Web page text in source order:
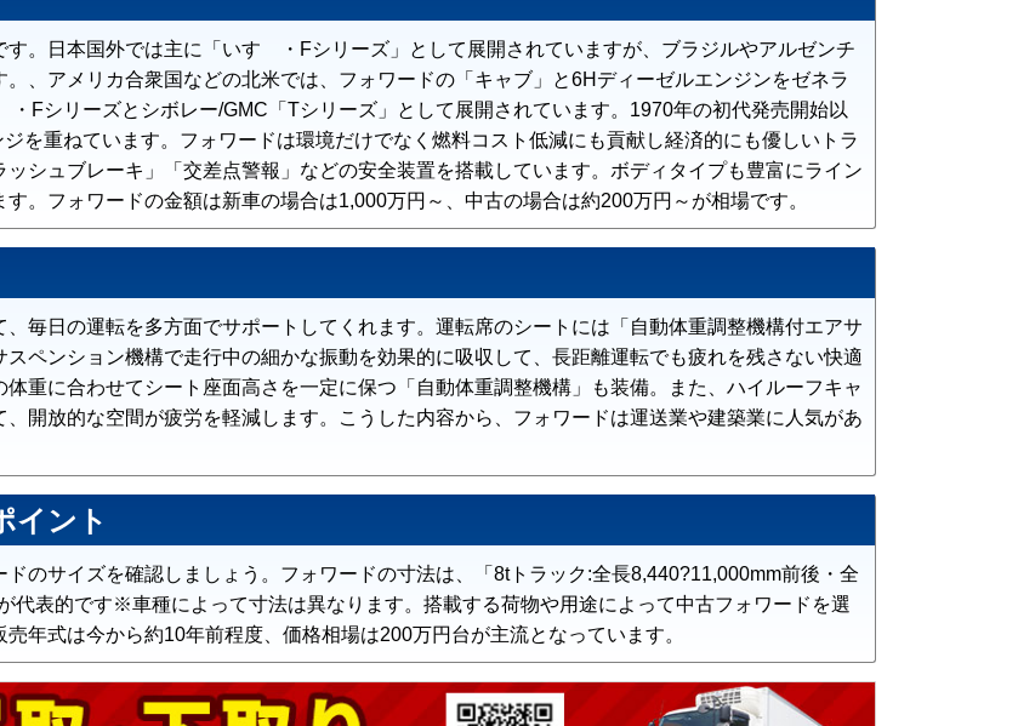
。日本国外では主に「いすゞ・Fシリーズ」として展開されていますが、ブラジルやアルゼンチ
、アメリカ合衆国などの北米では、フォワードの「キャブ」と6Hディーゼルエンジンをゼネラ
Fシリーズとシボレー/GMC「Tシリーズ」として展開されています。1970年の初代発売開始以
を重ねています。フォワードは環境だけでなく燃料コスト低減にも貢献し経済的にも優しいトラ
シュブレーキ」「交差点警報」などの安全装置を搭載しています。ボディタイプも豊富にライン
。フォワードの金額は新車の場合は1,000万円～、中古の場合は約200万円～が相場です。
毎日の運転を多方面でサポートしてくれます。運転席のシートには「自動体重調整機構付エアサ
ペンション機構で走行中の細かな振動を効果的に吸収して、長距離運転でも疲れを残さない快適
重に合わせてシート座面高さを一定に保つ「自動体重調整機構」も装備。また、ハイルーフキャ
開放的な空間が疲労を軽減します。こうした内容から、フォワードは運送業や建築業に人気があ
イント
のサイズを確認しましょう。フォワードの寸法は、「8tトラック:全長8,440?11,000mm前後・全
代表的です※車種によって寸法は異なります。搭載する荷物や用途によって中古フォワードを選
年式は今から約10年前程度、価格相場は200万円台が主流となっています。